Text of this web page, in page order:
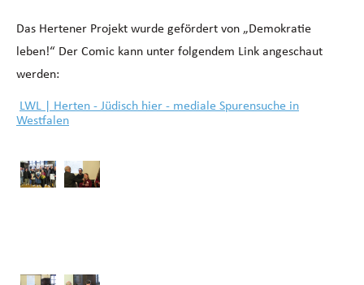
Das Hertener Projekt wurde gefördert von „Demokratie
leben!“ Der Comic kann unter folgendem Link angeschaut
werden:
LWL | Herten - Jüdisch hier - mediale Spurensuche in
Westfalen